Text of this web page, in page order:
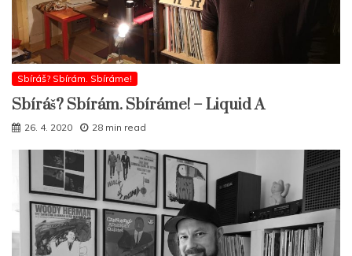
Sbíráš? Sbírám. Sbíráme!
Sbíráš? Sbírám. Sbíráme! – Liquid A
26. 4. 2020 28 min read